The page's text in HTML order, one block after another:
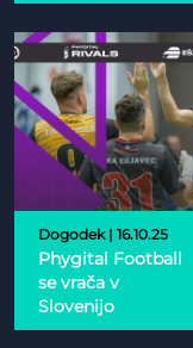
Dogodek | 16.10.25
Phygital Football
se vrača v
Slovenijo